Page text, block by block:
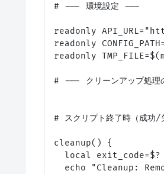
# --- 環境設定 ---
readonly
readonly
readonly
# --- クリーンアップ処
# スクリプト終了時（成功/
cleanup() {
  local exit_code=$?
echo "Cleanup: